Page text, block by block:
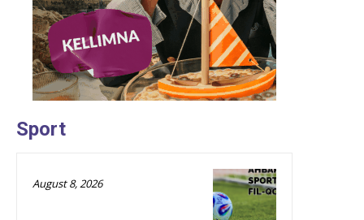
Sport
August 8, 2026